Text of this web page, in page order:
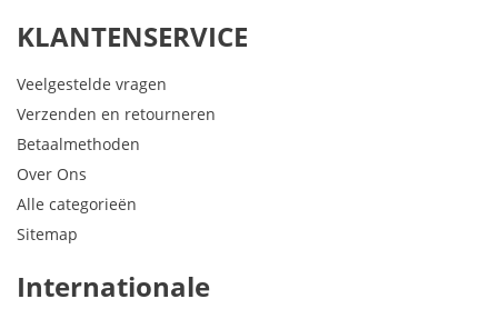
KLANTENSERVICE
Veelgestelde vragen
Verzenden en retourneren
Betaalmethoden
Over Ons
Alle categorieën
Sitemap
Internationale